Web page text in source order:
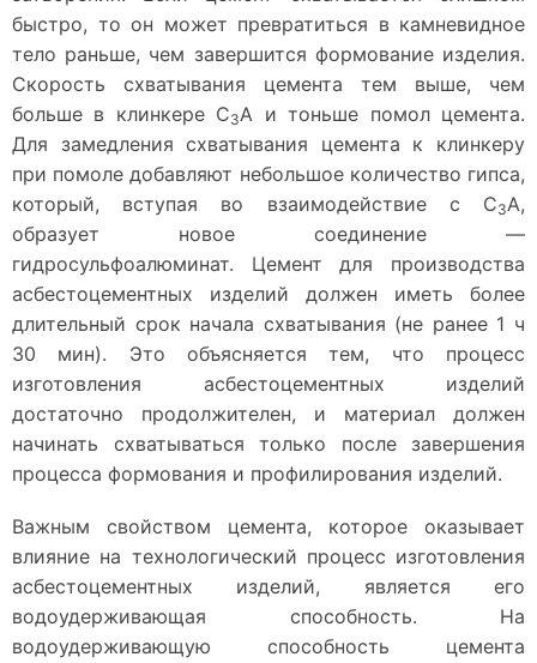
быстро, то он может превратиться в камневидное
тело раньше, чем завершится формование изделия.
Скорость схватывания цемента тем выше, чем
больше в клинкере С3А и тоньше помол цемента.
Для замедления схватывания цемента к клинкеру
при помоле добавляют небольшое количество гипса,
который, вступая во взаимодействие с С3А,
образует новое соединение —
гидросульфоалюминат. Цемент для производства
асбестоцементных изделий должен иметь более
длительный срок начала схватывания (не ранее 1 ч
30 мин). Это объясняется тем, что процесс
изготовления асбестоцементных изделий
достаточно продолжителен, и материал должен
начинать схватываться только после завершения
процесса формования и профилирования изделий.
Важным свойством цемента, которое оказывает
влияние на технологический процесс изготовления
асбестоцементных изделий, является его
водоудерживающая способность. На
водоудерживающую способность цемента